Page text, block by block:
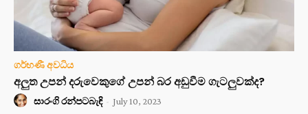
ගර්භණී අවධිය
අලුත උපන් දරුවෙකුගේ උපන් බර අඩුවීම ගැටලුවක්ද?
සාරංගි රන්පටබැඳි - July 10, 2023